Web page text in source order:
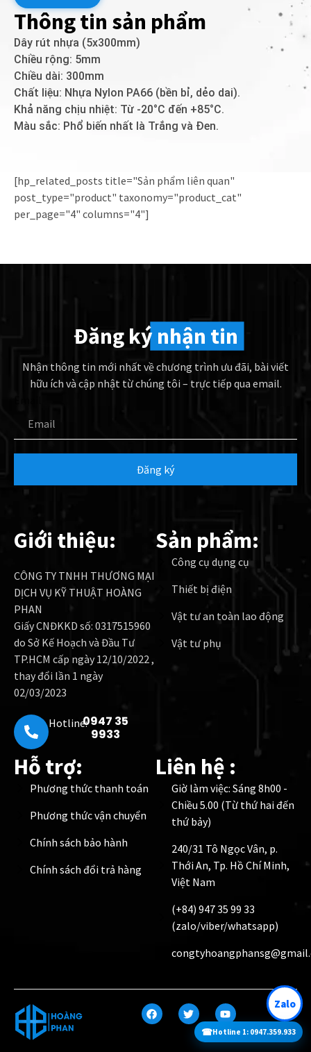
Thông tin sản phẩm
Dây rút nhựa (5x300mm)
Chiều rộng: 5mm
Chiều dài: 300mm
Chất liệu: Nhựa Nylon PA66 (bền bỉ, dẻo dai).
Khả năng chịu nhiệt: Từ -20°C đến +85°C.
Màu sắc: Phổ biến nhất là Trắng và Đen.
[hp_related_posts title="Sản phẩm liên quan"
post_type="product" taxonomy="product_cat"
per_page="4" columns="4"]
Đăng ký nhận tin
Nhận thông tin mới nhất về chương trình ưu đãi, bài viết
hữu ích và cập nhật từ chúng tôi – trực tiếp qua email.
Đăng ký
Giới thiệu:
CÔNG TY TNHH THƯƠNG MẠI
DỊCH VỤ KỸ THUẬT HOÀNG
PHAN
Giấy CNĐKKD số: 0317515960
do Sở Kế Hoạch và Đầu Tư
TP.HCM cấp ngày 12/10/2022 ,
thay đổi lần 1 ngày
02/03/2023
Hotline:0947 35
9933
Sản phẩm:
Công cụ dụng cụ
Thiết bị điện
Vật tư an toàn lao động
Vật tư phụ
Hỗ trợ:
Phương thức thanh toán
Phương thức vận chuyển
Chính sách bảo hành
Chính sách đổi trả hàng
Liên hệ :
Giờ làm việc: Sáng 8h00 -
Chiều 5.00 (Từ thứ hai đến
thứ bảy)
240/31 Tô Ngọc Vân, p.
Thới An, Tp. Hồ Chí Minh,
Việt Nam
(+84) 947 35 99 33
(zalo/viber/whatsapp)
Zalo
☎Hotline 1: 0947.359.933